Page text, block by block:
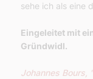
sehe ich als eine
Eingeleitet mit
Gründwidl.
Johannes Bours,